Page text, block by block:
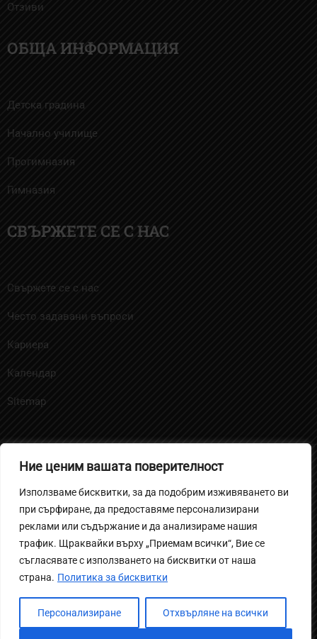
Ние ценим вашата поверителност
Използваме бисквитки, за да подобрим изживяването ви
при сърфиране, да предоставяме персонализирани
реклами или съдържание и да анализираме нашия
трафик. Щраквайки върху „Приемам всички“, Вие се
съгласявате с използването на бисквитки от наша
страна. Политика за бисквитки
Персонализиране Отхвърляне на всички
Отзиви
ОБЩА ИНФОРМАЦИЯ
Детска градина
Начално училище
Прогимназия
Гимназия
СВЪРЖЕТЕ СЕ С НАС
Свържете се с нас
Често задавани въпроси
Кариера
Календар
Sitemap
Политика на поверителност за ученици и родители
Вътрешни правила за извършване на
видеонаблюдение
Политика за защита на личните данни